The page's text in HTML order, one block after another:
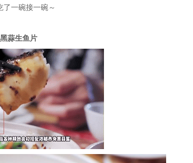
了一碗接一碗～
黑蒜生鱼片